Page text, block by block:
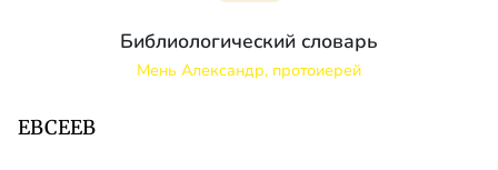
Библиологический словарь
Мень Александр, протоиерей
ЕВСЕЕВ